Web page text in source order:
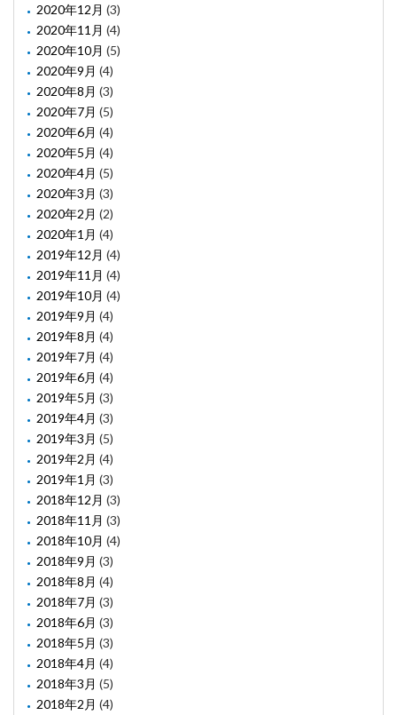
2020年12月 (3)
2020年11月 (4)
2020年10月 (5)
2020年9月 (4)
2020年8月 (3)
2020年7月 (5)
2020年6月 (4)
2020年5月 (4)
2020年4月 (5)
2020年3月 (3)
2020年2月 (2)
2020年1月 (4)
2019年12月 (4)
2019年11月 (4)
2019年10月 (4)
2019年9月 (4)
2019年8月 (4)
2019年7月 (4)
2019年6月 (4)
2019年5月 (3)
2019年4月 (3)
2019年3月 (5)
2019年2月 (4)
2019年1月 (3)
2018年12月 (3)
2018年11月 (3)
2018年10月 (4)
2018年9月 (3)
2018年8月 (4)
2018年7月 (3)
2018年6月 (3)
2018年5月 (3)
2018年4月 (4)
2018年3月 (5)
2018年2月 (4)